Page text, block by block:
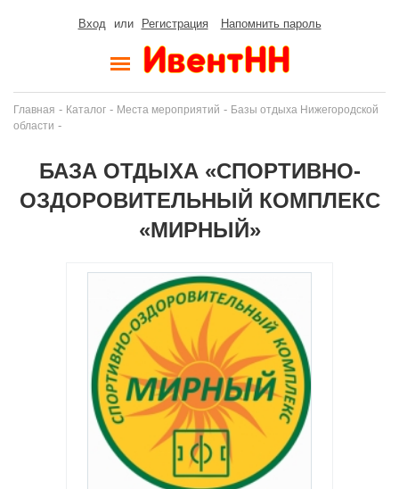
Вход или Регистрация Напомнить пароль
Главная - Каталог - Места мероприятий - Базы отдыха Нижегородской
области -
БАЗА ОТДЫХА «СПОРТИВНО-
ОЗДОРОВИТЕЛЬНЫЙ КОМПЛЕКС
«МИРНЫЙ»